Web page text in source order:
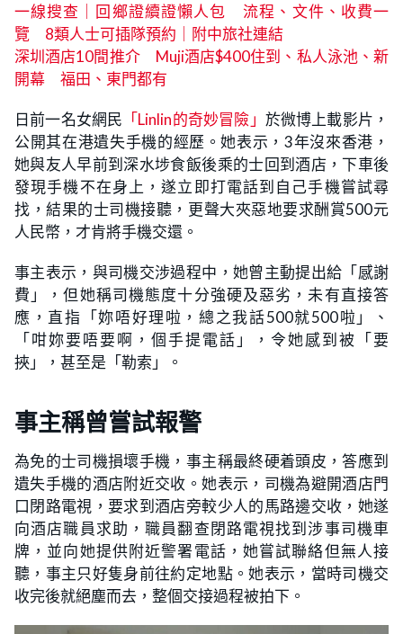
一線搜查｜回鄉證續證懶人包‎ 流程、文件、收費一
覽 8類人士可插隊預約｜附中旅社連結
深圳酒店10間推介 Muji酒店$400住到、私人泳池、新
開幕 福田、東門都有
日前一名女網民 「Linlin的奇妙冒險」 於微博上載影片，
公開其在港遺失手機的經歷。她表示，3年沒來香港，
她與友人早前到深水埗食飯後乘的士回到酒店，下車後
發現手機不在身上，遂立即打電話到自己手機嘗試尋
找，結果的士司機接聽，更聲大夾惡地要求酬賞500元
人民幣，才肯將手機交還。
事主表示，與司機交涉過程中，她曾主動提出給「感謝
費」，但她稱司機態度十分強硬及惡劣，未有直接答
應，直指「妳唔好理啦，總之我話500就500啦」、
「咁妳要唔要啊，個手提電話」，令她感到被「要
挾」，甚至是「勒索」。
事主稱曾嘗試報警
為免的士司機損壞手機，事主稱最終硬着頭皮，答應到
遺失手機的酒店附近交收。她表示，司機為避開酒店門
口閉路電視，要求到酒店旁較少人的馬路邊交收，她遂
向酒店職員求助，職員翻查閉路電視找到涉事司機車
牌，並向她提供附近警署電話，她嘗試聯絡但無人接
聽，事主只好隻身前往約定地點。她表示，當時司機交
收完後就絕塵而去，整個交接過程被拍下。